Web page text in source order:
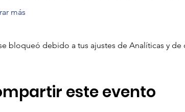
más
bloqueó debido a tus ajustes de Analíticas y de
este evento